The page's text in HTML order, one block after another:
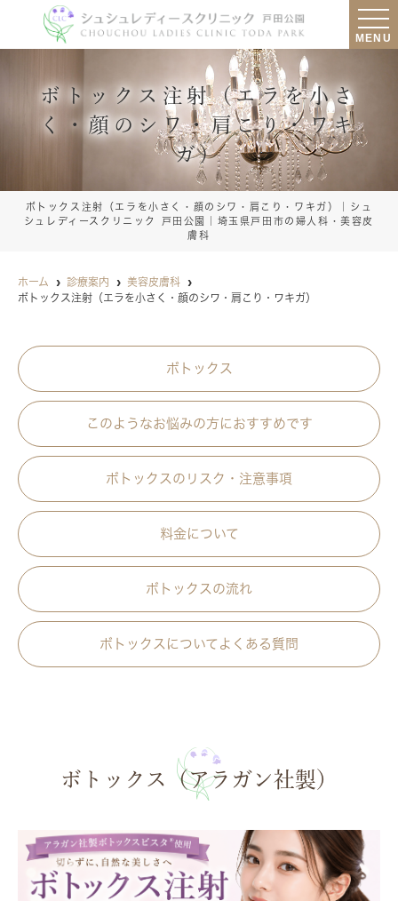
MENU
ボトックス注射（エラを小さ
く・顔のシワ・肩こり・ワキ
ガ）
ボトックス注射（エラを小さく・顔のシワ・肩こり・ワキガ）｜シュ
シュレディースクリニック 戸田公園｜埼玉県戸田市の婦人科・美容皮
膚科
ホーム 診療案内
美容皮膚科
ボトックス注射（エラを小さく・顔のシワ・肩こり・ワキガ）
ボトックス
このようなお悩みの方におすすめです
ボトックスのリスク・注意事項
料金について
ボトックスの流れ
ボトックスについてよくある質問
ボトックス（アラガン社製）